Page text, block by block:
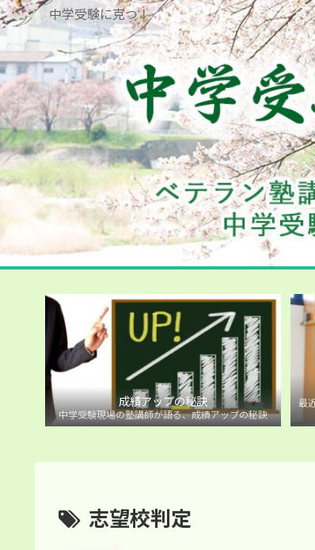
中学受験に克つ！
成績アップの秘訣
中学受験現場の塾講師が語る、成績アップの秘訣
最
志望校判定